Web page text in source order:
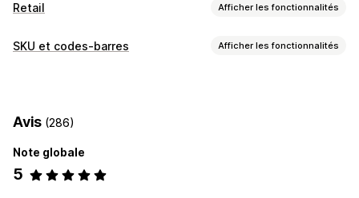
Retail Afficher les fonctionnalités
POS
SKU et codes-barres Afficher les fonctionnalités
Modèles personnalisés
Gestion des SKU
Génération automatique
Avis (286)
Note globale
5